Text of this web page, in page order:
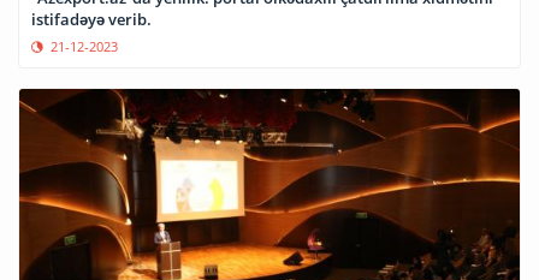
istifadəyə verib.
21-12-2023